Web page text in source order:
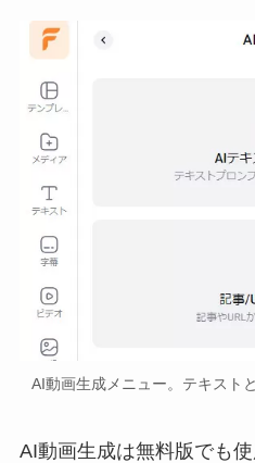
AI動画生成メニュー。テキスト
AI動画生成は無料版でも